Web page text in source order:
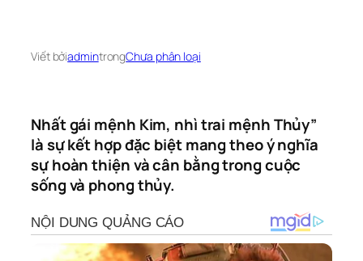
Viết bởiadmintrongChưa phân loại
Nhất gái mệnh Kim, nhì trai mệnh Thủy”
là sự kết hợp đặc biệt mang theo ý nghĩa
sự hoàn thiện và cân bằng trong cuộc
sống và phong thủy.